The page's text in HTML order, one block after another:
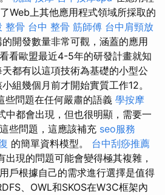
Web上其他應用程式領域所採取的
整骨 台中 整骨 筋師傅 台中肩頸放
開發數量非常可觀，涵蓋的應用
看歐盟最近4-5年的研發計畫就知
都有以這項技術為基礎的小型公
組幾個月前才開始實質工作12。
些問題在任何嚴肅的語義 學按摩
中都會出現，但也很明顯，需要一
些問題，這應該補充 seo服務
的簡單資料模型。 台中刮痧推薦
出現的問題可能會變得極其複雜，
戶根據自己的需求進行選擇是值得
、OWL和SKOS在W3C框架內